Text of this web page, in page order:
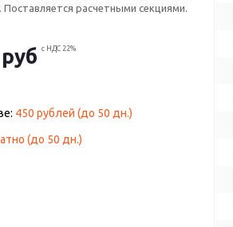
расчетными секциями.
с НДС 22%
450 рублей (до 50 дн.)
(до 50 дн.)